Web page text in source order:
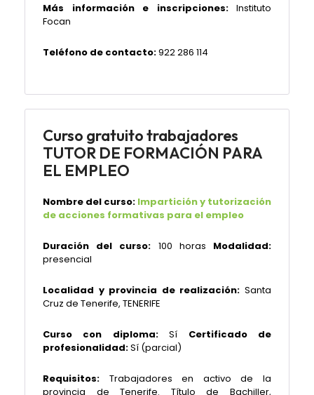
Más información e inscripciones:Instituto
Focan
Teléfono de contacto:922 286 114
Curso gratuito trabajadores
TUTOR DE FORMACIÓN PARA
EL EMPLEO
Nombre del curso: Impartición y tutorización
de acciones formativas para el empleo
Duración del curso: 100 horas Modalidad:
presencial
Localidad y provincia de realización: Santa
Cruz de Tenerife, TENERIFE
Curso con diploma:Sí Certificado de
profesionalidad:Sí (parcial)
Requisitos: Trabajadores en activo de la
provincia de Tenerife. Título de Bachiller,